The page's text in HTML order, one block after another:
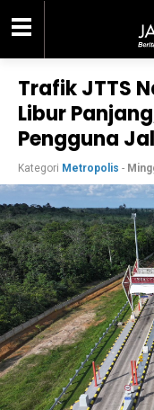
Trafik JTTS
Libur
Pengguna
Kategori Metropolis -